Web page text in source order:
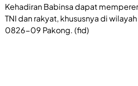
Kehadiran Babinsa dapat
TNI dan rakyat, khususnya di
0826-09 Pakong. (fid)